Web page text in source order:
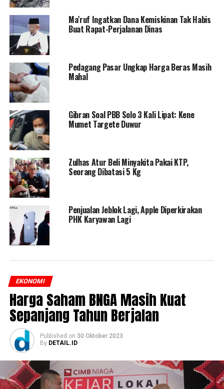
Ma’ruf Ingatkan Dana Kemiskinan Tak Habis
Buat Rapat-Perjalanan Dinas
Pedagang Pasar Ungkap Harga Beras Masih
Mahal
Gibran Soal PBB Solo 3 Kali Lipat: Kene
Mumet Targete Duwur
Zulhas Atur Beli Minyakita Pakai KTP,
Seorang Dibatasi 5 Kg
Penjualan Jeblok Lagi, Apple Diperkirakan
PHK Karyawan Lagi
EKONOMI
Harga Saham BNGA Masih Kuat
Sepanjang Tahun Berjalan
Published on 30 Oktober 2023
By DETAIL.ID